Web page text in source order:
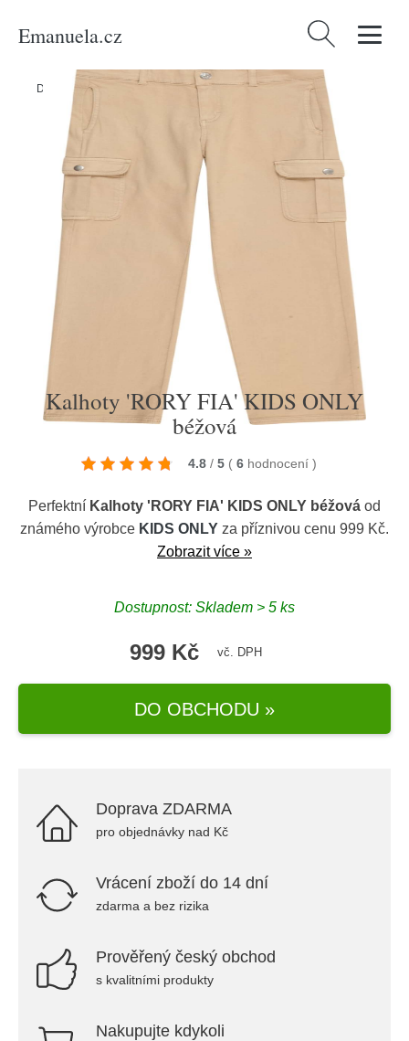
Emanuela.cz Vyhledávání
Domů / Produkty Děti Kalhoty 'RORY FIA' KIDS ONLY béžová
Kalhoty 'RORY FIA' KIDS ONLY
béžová
4.8 / 5 ( 6 hodnocení )
Perfektní Kalhoty 'RORY FIA' KIDS ONLY béžová od
známého výrobce KIDS ONLY za příznivou cenu 999 Kč.
Zobrazit více »
Dostupnost: Skladem > 5 ks
999 Kč vč. DPH
DO OBCHODU »
Doprava ZDARMA
pro objednávky nad Kč
Vrácení zboží do 14 dní
zdarma a bez rizika
Prověřený český obchod
s kvalitními produkty
Nakupujte kdykoli